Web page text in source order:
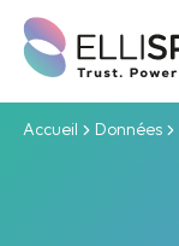
Accueil Données